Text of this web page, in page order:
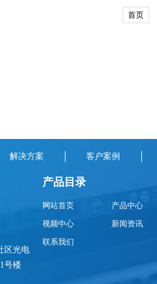
流的繁
得简单
首页
解决方案 客户案例
区光电
号楼
产品目录
网站首页 产品中心
视频中心
新闻资讯
联系我们